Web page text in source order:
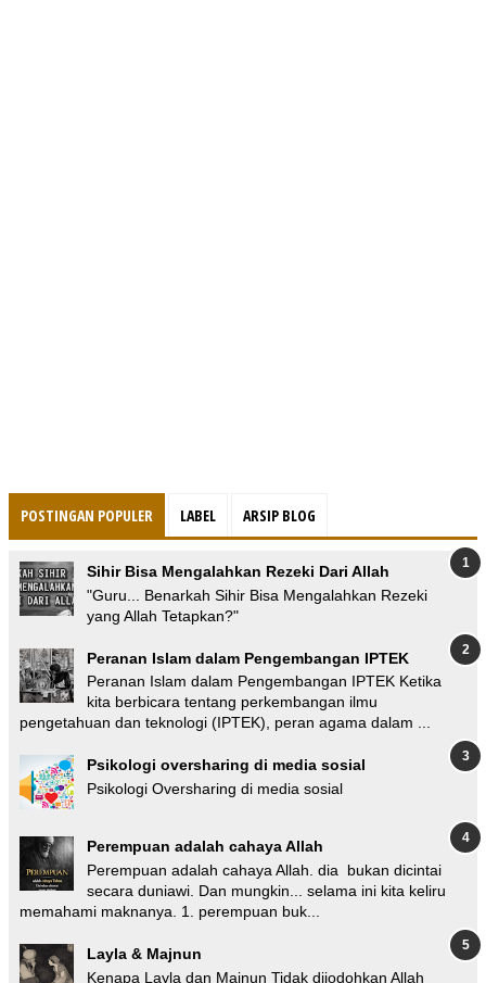
POSTINGAN POPULER LABEL ARSIP BLOG
Sihir Bisa Mengalahkan Rezeki Dari Allah
"Guru... Benarkah Sihir Bisa Mengalahkan Rezeki
yang Allah Tetapkan?"
Peranan Islam dalam Pengembangan IPTEK
Peranan Islam dalam Pengembangan IPTEK Ketika
kita berbicara tentang perkembangan ilmu
pengetahuan dan teknologi (IPTEK), peran agama dalam ...
Psikologi oversharing di media sosial
Psikologi Oversharing di media sosial
Perempuan adalah cahaya Allah
Perempuan adalah cahaya Allah. dia bukan dicintai
secara duniawi. Dan mungkin... selama ini kita keliru
memahami maknanya. 1. perempuan buk...
Layla & Majnun
Kenapa Layla dan Majnun Tidak dijodohkan Allah